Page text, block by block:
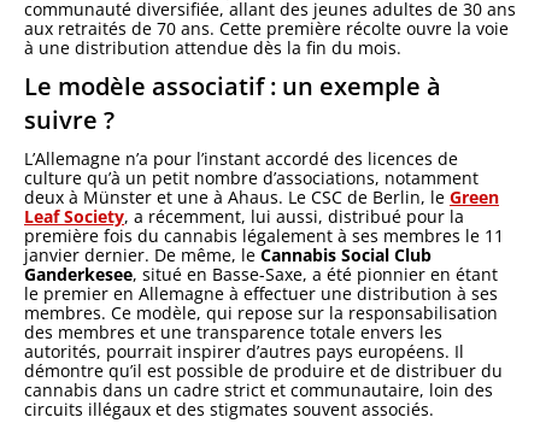
communauté diversifiée, allant des jeunes adultes de 30 ans
aux retraités de 70 ans. Cette première récolte ouvre la voie
à une distribution attendue dès la fin du mois.
Le modèle associatif : un exemple à
suivre ?
L’Allemagne n’a pour l’instant accordé des licences de
culture qu’à un petit nombre d’associations, notamment
deux à Münster et une à Ahaus. Le CSC de Berlin, le Green
Leaf Society, a récemment, lui aussi, distribué pour la
première fois du cannabis légalement à ses membres le 11
janvier dernier. De même, le Cannabis Social Club
Ganderkesee, situé en Basse-Saxe, a été pionnier en étant
le premier en Allemagne à effectuer une distribution à ses
membres. Ce modèle, qui repose sur la responsabilisation
des membres et une transparence totale envers les
autorités, pourrait inspirer d’autres pays européens. Il
démontre qu’il est possible de produire et de distribuer du
cannabis dans un cadre strict et communautaire, loin des
circuits illégaux et des stigmates souvent associés.